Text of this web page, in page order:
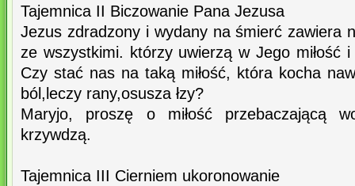
Tajemnica II Biczowanie Pana Jezusa
Jezus zdradzony i wydany na śmierć zawiera
ze wszystkimi. którzy uwierzą w Jego miłość
Czy stać nas na taką miłość, która kocha
ból,leczy rany,osusza łzy?
Maryjo, proszę o miłość przebaczającą
krzywdzą.
Tajemnica III Cierniem ukoronowanie